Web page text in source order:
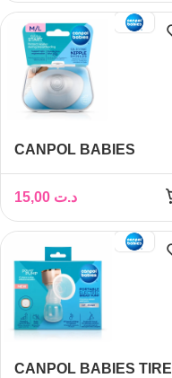
CANPOL BABIES
M/L x2
د.ت
CANPOL BABIES TIRE